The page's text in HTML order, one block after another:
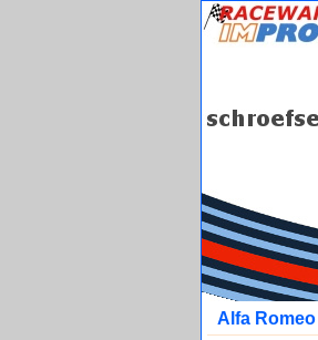
Alfa Romeo